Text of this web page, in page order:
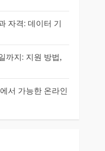
자격: 데이터 기
까지: 지원 방법,
서 가능한 온라인